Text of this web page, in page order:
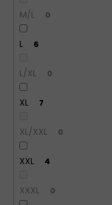
M/L 0
L 6
L/XL 0
XL 7
XL/XXL 0
XXL 4
XXXL 0